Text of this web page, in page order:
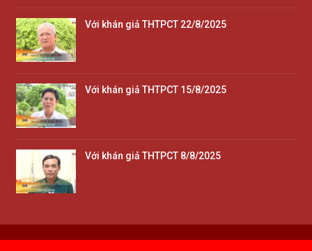
Với khán giả THTPCT 22/8/2025
Với khán giả THTPCT 15/8/2025
Với khán giả THTPCT 8/8/2025